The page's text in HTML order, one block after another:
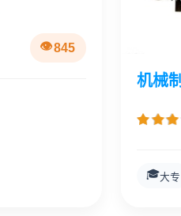
845
机械
🎓大专